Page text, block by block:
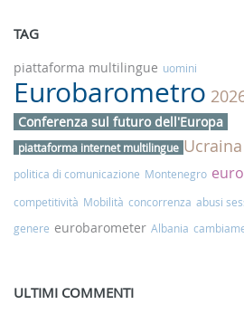
TAG
piattaforma multilingue uomini
Eurobarometro
Conferenza sul futuro dell'Europa
piattaforma internet multilingue Ucraina
politica di comunicazione Montenegro
competitività Mobilità concorrenza abusi
genere eurobarometer Albania
ULTIMI COMMENTI